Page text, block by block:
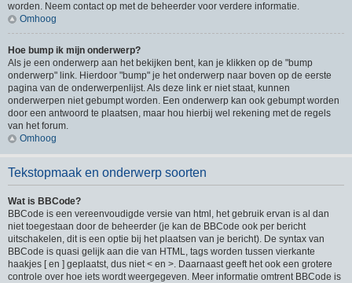
worden. Neem contact op met de beheerder voor verdere informatie.
Omhoog
Hoe bump ik mijn onderwerp?
Als je een onderwerp aan het bekijken bent, kan je klikken op de "bump
onderwerp" link. Hierdoor "bump" je het onderwerp naar boven op de eerste
pagina van de onderwerpenlijst. Als deze link er niet staat, kunnen
onderwerpen niet gebumpt worden. Een onderwerp kan ook gebumpt worden
door een antwoord te plaatsen, maar hou hierbij wel rekening met de regels
van het forum.
Omhoog
Tekstopmaak en onderwerp soorten
Wat is BBCode?
BBCode is een vereenvoudigde versie van html, het gebruik ervan is al dan
niet toegestaan door de beheerder (je kan de BBCode ook per bericht
uitschakelen, dit is een optie bij het plaatsen van je bericht). De syntax van
BBCode is quasi gelijk aan die van HTML, tags worden tussen vierkante
haakjes [ en ] geplaatst, dus niet < en >. Daarnaast geeft het ook een grotere
controle over hoe iets wordt weergegeven. Meer informatie omtrent BBCode is